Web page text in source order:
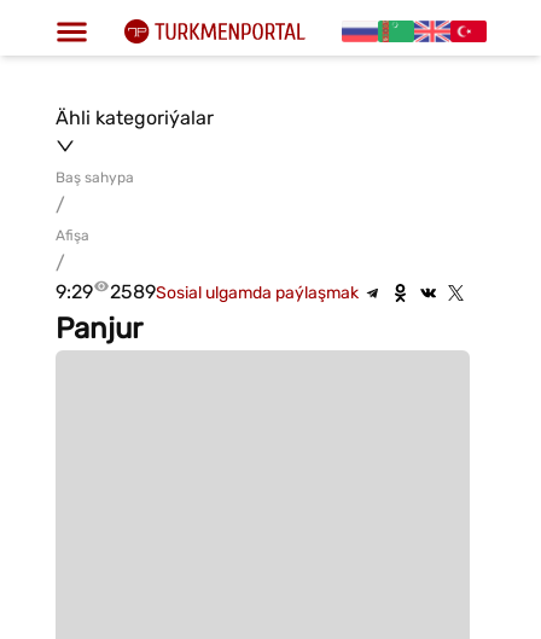
Ähli kategoriýalar
Baş sahypa
/
Afişa
/
9:29
2589Sosial ulgamda paýlaşmak
Panjur